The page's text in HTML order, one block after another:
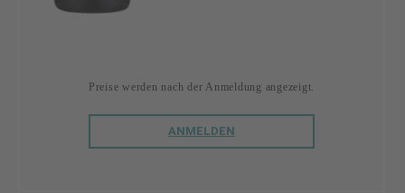
Preise werden nach der Anmeldung angezeigt.
ANMELDEN